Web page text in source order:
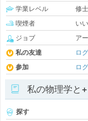
学業レベル
修
喫煙者
い
ジョブ
ア
私の友達
ロ
参加
ロ
私の物理学と+
探す